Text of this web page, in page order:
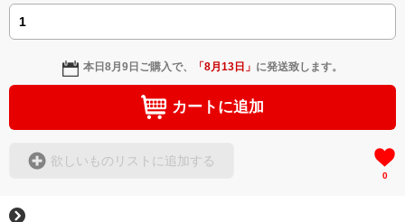
本日8月9日 ご購入で、 「8月13日 」 に発送致します。
カートに追加
欲しいものリストに追加する
0